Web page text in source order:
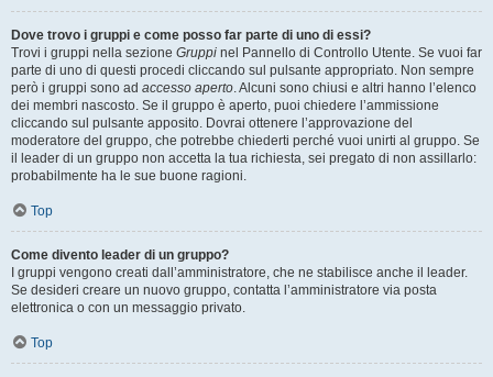
Dove trovo i gruppi e come posso far parte di uno di essi?
Trovi i gruppi nella sezione Gruppi nel Pannello di Controllo Utente. Se vuoi far
parte di uno di questi procedi cliccando sul pulsante appropriato. Non sempre
però i gruppi sono ad accesso aperto . Alcuni sono chiusi e altri hanno l’elenco
dei membri nascosto. Se il gruppo è aperto, puoi chiedere l’ammissione
cliccando sul pulsante apposito. Dovrai ottenere l’approvazione del
moderatore del gruppo, che potrebbe chiederti perché vuoi unirti al gruppo. Se
il leader di un gruppo non accetta la tua richiesta, sei pregato di non assillarlo:
probabilmente ha le sue buone ragioni.
Top
Come divento leader di un gruppo?
I gruppi vengono creati dall’amministratore, che ne stabilisce anche il leader.
Se desideri creare un nuovo gruppo, contatta l’amministratore via posta
elettronica o con un messaggio privato.
Top